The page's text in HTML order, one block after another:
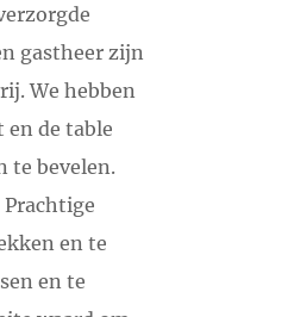
routes.
Jacinta en Marvin
je klaarliggen die langs
gastheer zijn
We hebben
de table
te bevelen.
en te
en te